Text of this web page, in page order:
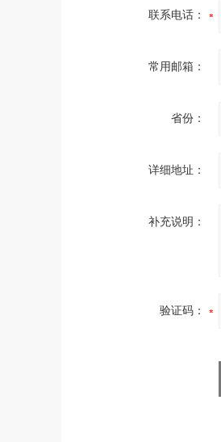
联系电话：
常用邮箱：
省份：
详细地址：
补充说明：
验证码：